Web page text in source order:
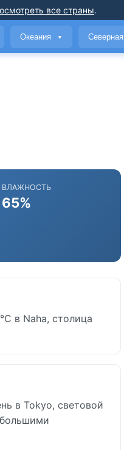
все страны.
Океания ▼
ВЛАЖНОСТЬ
65%
в Naha, столица
в Tokyo, световой